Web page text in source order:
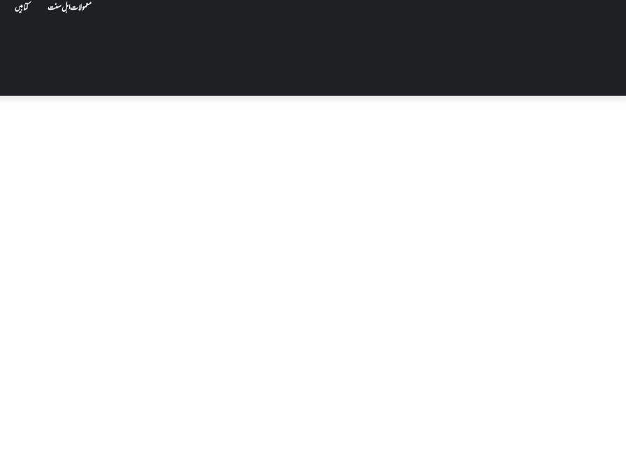
معمولات اہل سنت کتابیں